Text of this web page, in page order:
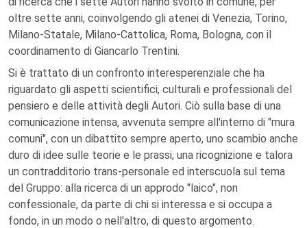
oltre sette anni, coinvolgendo gli atenei di Venezia, Torino,
Milano-Statale, Milano-Cattolica, Roma, Bologna, con il
coordinamento di Giancarlo Trentini.
Si è trattato di un confronto interesperenziale che ha
riguardato gli aspetti scientifici, culturali e professionali del
pensiero e delle attività degli Autori. Ciò sulla base di una
comunicazione intensa, avvenuta sempre all'interno di "mura
comuni", con un dibattito sempre aperto, uno scambio anche
duro di idee sulle teorie e le prassi, una ricognizione e talora
un contradditorio trans-personale ed interscuola sul tema
del Gruppo: alla ricerca di un approdo "laico", non
confessionale, da parte di chi si interessa e si occupa a
fondo, in un modo o nell'altro, di questo argomento.